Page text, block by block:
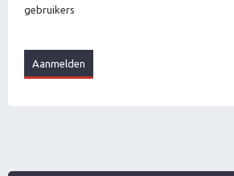
gebruikers